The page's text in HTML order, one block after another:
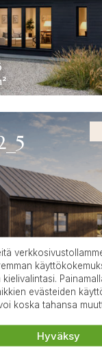
evästeiden
koska tahansa
Hyväksy